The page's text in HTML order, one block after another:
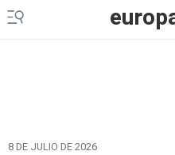
8 DE JULIO DE 2026